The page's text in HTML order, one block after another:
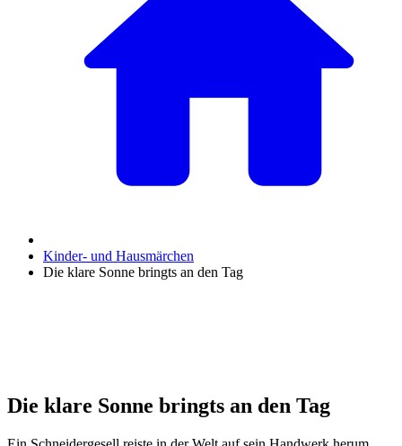
Kinder- und Hausmärchen
Die klare Sonne bringts an den Tag
Die klare Sonne bringts an den Tag